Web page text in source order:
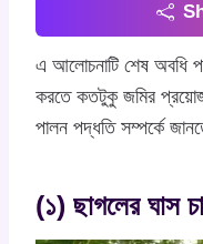
এ আলোচনাটি শেষ অবধি
করতে কতটুকু জমির
পালন পদ্ধতি সম্পর্কে
(১) ছাগলের ঘাস